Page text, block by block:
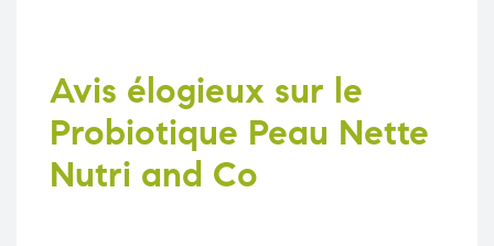
Avis élogieux sur le
Probiotique Peau Nette
Nutri and Co